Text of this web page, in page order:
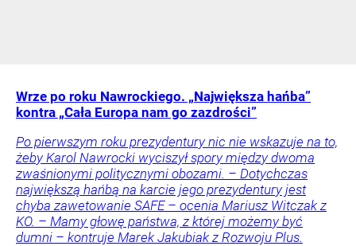
Wrze po roku Nawrockiego. „Największa hańba”
kontra „Cała Europa nam go zazdrości”
Po pierwszym roku prezydentury nic nie wskazuje na to,
żeby Karol Nawrocki wyciszył spory między dwoma
zwaśnionymi politycznymi obozami. – Dotychczas
największą hańbą na karcie jego prezydentury jest
chyba zawetowanie SAFE – ocenia Mariusz Witczak z
KO. – Mamy głowę państwa, z której możemy być
dumni – kontruje Marek Jakubiak z Rozwoju Plus.